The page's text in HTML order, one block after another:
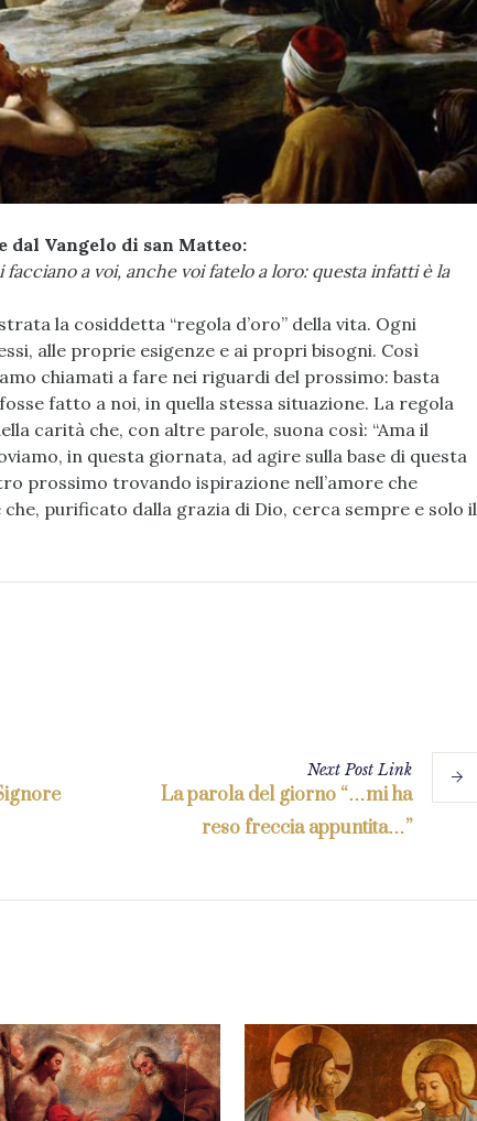
dal Vangelo di san Matteo:
a voi, anche voi fatelo a loro: questa infatti è la
la cosiddetta “regola d’oro” della vita. Ogni
alle proprie esigenze e ai propri bisogni. Così
chiamati a fare nei riguardi del prossimo: basta
fatto a noi, in quella stessa situazione. La regola
carità che, con altre parole, suona così: “Ama il
in questa giornata, ad agire sulla base di questa
prossimo trovando ispirazione nell’amore che
purificato dalla grazia di Dio, cerca sempre e solo il
NextPostLink
La parola del giorno “…mi ha
reso freccia appuntita…”